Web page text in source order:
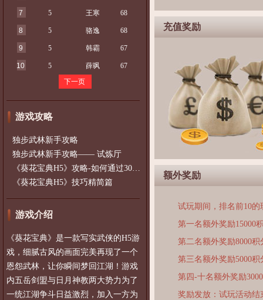
7 5 王寒 68
8 5 骆逸 68
9 5 韩霸 67
10 5 薛飒
67
下一页
游戏攻略
独步武林新手攻略
独步武林新手攻略—— 试炼厅
《葵花宝典H5》攻略-如何通过300以上的
《葵花宝典H5》技巧精简篇
游戏介绍
《葵花宝典》是一款写实武侠的H5游
戏，细腻古风的画面完美再现了一个
恩怨武林，让你瞬间梦回江湖！游戏
内五岳剑盟与日月神教两大势力为了
一统江湖争斗日益激烈，加入一方为
充值奖励
额外奖励
试玩期间，排名前10
第一名额外奖励15000
第二名额外奖励8000积
第三名额外奖励5000积
第四-十名额外奖励
奖励发放：试玩活动